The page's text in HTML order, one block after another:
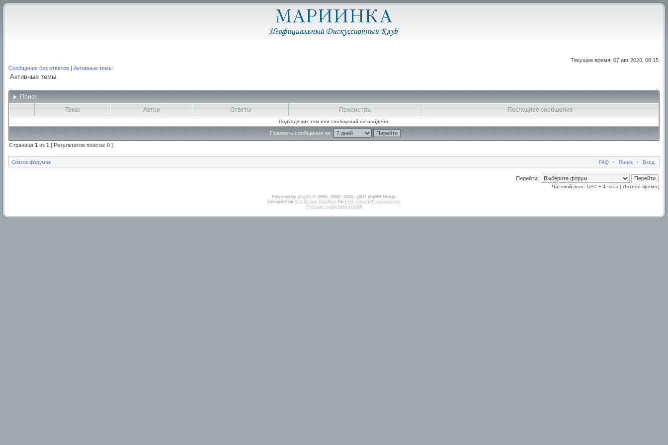
Текущее время: 07 авг 2026, 08:15
Сообщения без ответов | Активные темы
Активные темы
Поиск
Темы
Автор Ответы Просмотры Последнее сообщение
Подходящих тем или сообщений не найдено.
Показать сообщения за:
Страница 1 из 1 [ Результатов поиска: 0 ]
Список форумов FAQ • Поиск • Вход
Перейти:
Часовой пояс: UTC + 4 часа [ Летнее время ]
Powered by phpBB© 2000, 2002, 2005, 2007 phpBB Group.
Designed by Vjacheslav Trushkinfor Free Forums/DivisionCore.
Русская поддержка phpBB